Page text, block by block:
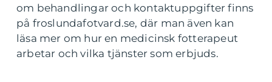
om behandlingar och kontaktuppgifter finns
på froslundafotvard.se, där man även kan
läsa mer om hur en medicinsk fotterapeut
arbetar och vilka tjänster som erbjuds.